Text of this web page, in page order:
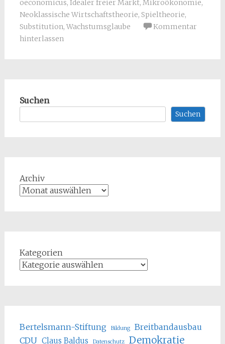
oeconomicus, Idealer freier Markt, Mikroökonomie,
Neoklassische Wirtschaftstheorie, Spieltheorie,
Substitution, Wachstumsglaube
Kommentar
hinterlassen
Suchen
Suchen
Archiv
Kategorien
Bertelsmann-Stiftung Bildung
Breitbandausbau
CDU Claus Baldus Datenschutz Demokratie